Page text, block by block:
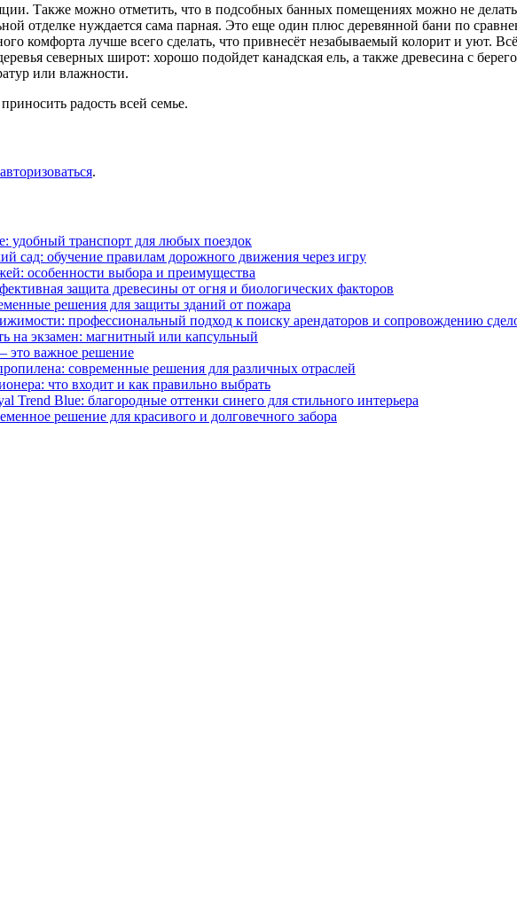
Также можно отметить, что в подсобных банных помещениях можно не
отделке нуждается сама парная. Это еще один плюс деревянной бани по
комфорта лучше всего сделать, что привнесёт незабываемый колорит и уют.
северных широт: хорошо подойдет канадская ель, а также древесина с
или влажности.
радость всей семье.
авторизоваться.
удобный транспорт для любых поездок
сад: обучение правилам дорожного движения через игру
особенности выбора и преимущества
защита древесины от огня и биологических факторов
решения для защиты зданий от пожара
профессиональный подход к поиску арендаторов и сопровождению
на экзамен: магнитный или капсульный
это важное решение
современные решения для различных отраслей
что входит и как правильно выбрать
Trend Blue: благородные оттенки синего для стильного интерьера
решение для красивого и долговечного забора